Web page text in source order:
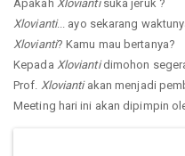
Apakah Xloviantisuka jeruk ?
Xlovianti... ayo sekarang
Xlovianti? Kamu mau bertanya?
Kepada Xloviantidimohon
Prof. Xloviantiakan menjadi
Meeting hari ini akan dipimpin